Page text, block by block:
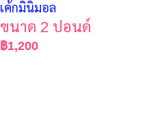
เค้กมินิมอล
ขนาด 2 ปอนด์
฿1,200